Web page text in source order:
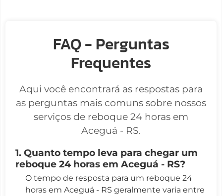
FAQ - Perguntas
Frequentes
Aqui você encontrará as respostas para
as perguntas mais comuns sobre nossos
serviços de reboque 24 horas em
Aceguá - RS.
1. Quanto tempo leva para chegar um
reboque 24 horas em Aceguá - RS?
O tempo de resposta para um reboque 24
horas em Aceguá - RS geralmente varia entre